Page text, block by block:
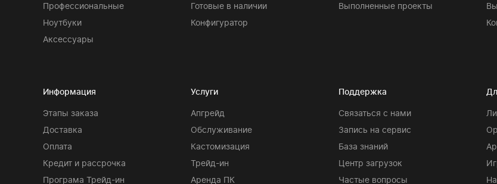
Профессиональные
Ноутбуки
Аксессуары
Готовые в наличии
Конфигуратор
Выполненные проекты
Информация
Этапы заказа
Доставка
Оплата
Кредит и рассрочка
Програма Трейд-ин
Услуги
Апгрейд
Обслуживание
Кастомизация
Трейд-ин
Аренда ПК
Поддержка
Связаться с нами
Запись на сервис
База знаний
Центр загрузок
Частые вопросы